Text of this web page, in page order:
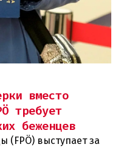
вместо
требует
беженцев
(FPÖ) выступает за